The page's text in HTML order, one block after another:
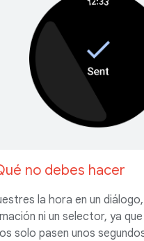
no debes hacer
la hora en un
ni un selector, ya
solo pasen unos